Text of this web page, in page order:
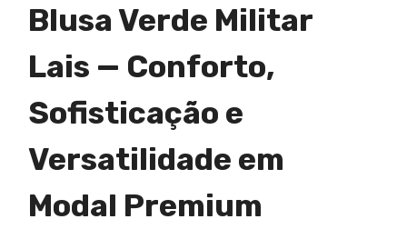
Blusa Verde Militar
Lais — Conforto,
Sofisticação e
Versatilidade em
Modal Premium